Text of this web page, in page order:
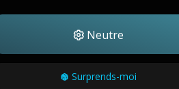
Neutre
Surprends-moi